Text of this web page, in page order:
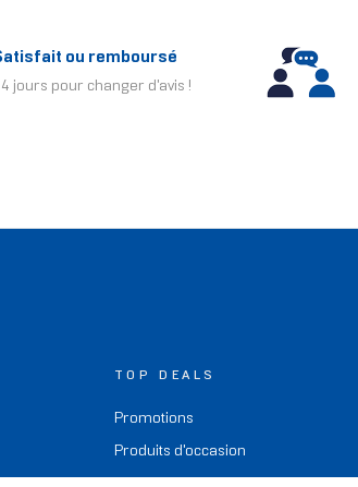
ou remboursé
jours pour changer d'avis !
TOP DEALS
Promotions
Produits d'occasion